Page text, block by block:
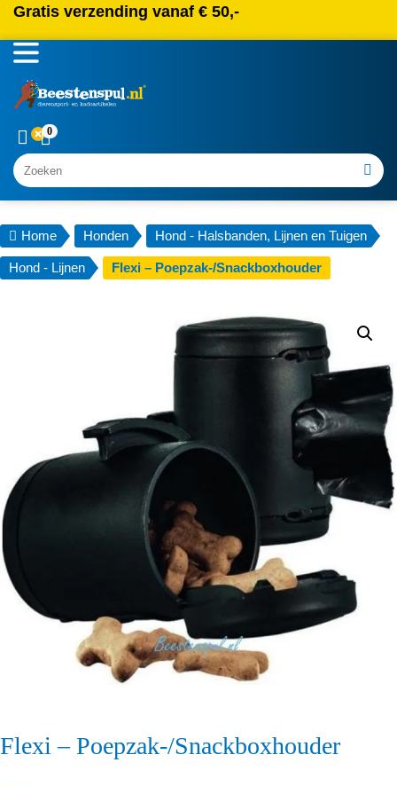
Gratis verzending vanaf € 50,-
0
Zoeken
Home Honden Hond - Halsbanden, Lijnen en Tuigen
Hond - Lijnen Flexi – Poepzak-/Snackboxhouder
Flexi – Poepzak-/Snackboxhouder